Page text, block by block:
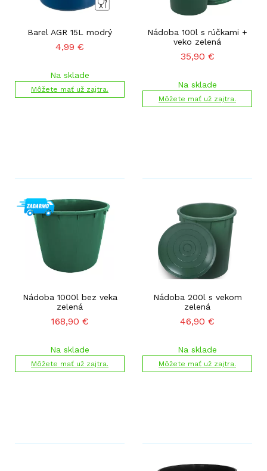
Barel AGR 15L modrý
4,99 €
Na sklade
Môžete mať už zajtra.
Nádoba 100l s rúčkami +
veko zelená
35,90 €
Na sklade
Môžete mať už zajtra.
Nádoba 1000l bez veka
zelená
168,90 €
Na sklade
Môžete mať už zajtra.
Nádoba 200l s vekom
zelená
46,90 €
Na sklade
Môžete mať už zajtra.